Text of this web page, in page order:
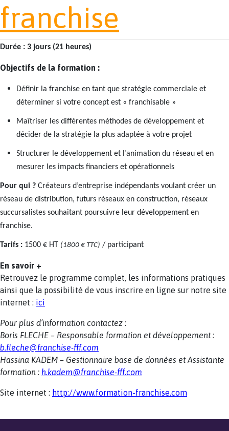
franchise
Durée : 3 jours (21 heures)
Objectifs de la formation :
Définir la franchise en tant que stratégie commerciale et
déterminer si votre concept est « franchisable »
Maîtriser les différentes méthodes de développement et
décider de la stratégie la plus adaptée à votre projet
Structurer le développement et l’animation du réseau et en
mesurer les impacts financiers et opérationnels
Pour qui ? Créateurs d’entreprise indépendants voulant créer un
réseau de distribution, futurs réseaux en construction, réseaux
succursalistes souhaitant poursuivre leur développement en
franchise.
Tarifs : 1500 € HT (1800 € TTC) / participant
En savoir +
Retrouvez le programme complet, les informations pratiques
ainsi que la possibilité de vous inscrire en ligne sur notre site
internet : ici
Pour plus d’information contactez :
Boris FLECHE – Responsable formation et développement :
b.fleche@franchise-fff.com
Hassina KADEM – Gestionnaire base de données et Assistante
formation : h.kadem@franchise-fff.com
Site internet : http://www.formation-franchise.com